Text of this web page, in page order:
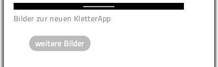
Bilder zur neuen KletterApp
weitere Bilder